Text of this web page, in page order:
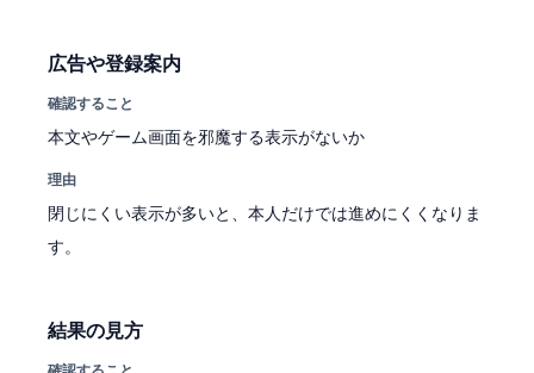
広告や登録案内
確認すること
本文やゲーム画面を邪魔する表示がないか
理由
閉じにくい表示が多いと、本人だけでは進めにくくなりま
す。
結果の見方